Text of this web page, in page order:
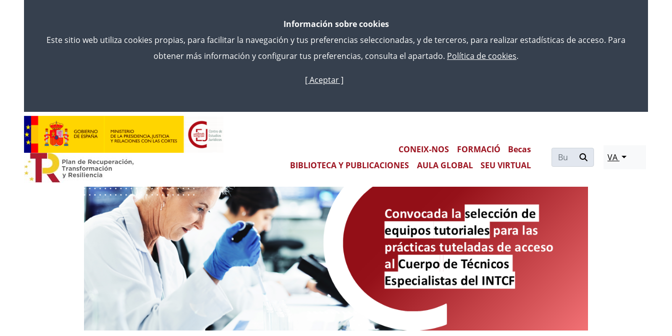
Skip
main
Información sobre cookies
Este sitio web utiliza cookies propias, para facilitar la navegación y tus preferencias seleccionadas, y de terceros, para realizar estadísticas de acceso. Para
obtener más información y configurar tus preferencias, consulta el apartado. Política de cookies.
[ Aceptar ]
Main navigation
CONEIX-NOS FORMACIÓ
Becas
BIBLIOTECA Y PUBLICACIONES
AULA GLOBAL SEU VIRTUAL
VA
ABRIMOS LA CONVOCATORIA DE SELECCIÓN DE EQUIPOS TUTORIALES PARA LAS PRÁCTICAS TUTELADAS DE ACCESO AL
CUERPO DE TÉCNICOS ESPECIALISTAS DEL INSTITUTO NACIONAL DE TOXICOLOGÍA Y CIENCIAS FORENSES